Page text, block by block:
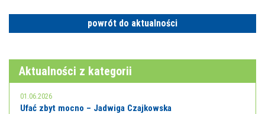
powrót do aktualności
Aktualności z kategorii
01.06.2026
Ufać zbyt mocno – Jadwiga Czajkowska